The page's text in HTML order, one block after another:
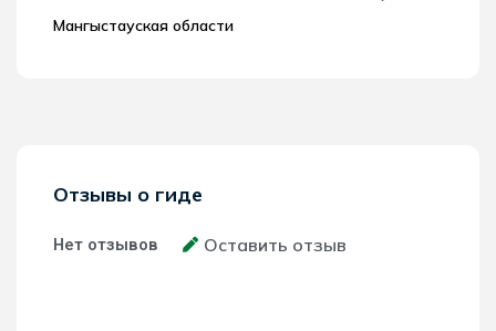
Мангыстауская области
Отзывы о гиде
Нет отзывов Оставить отзыв